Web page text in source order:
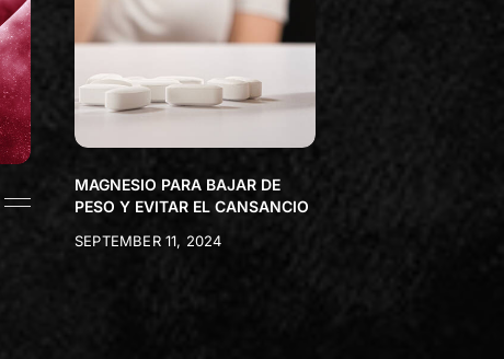
MAGNESIO PARA BAJAR DE
PESO Y EVITAR EL CANSANCIO
SEPTEMBER 11, 2024